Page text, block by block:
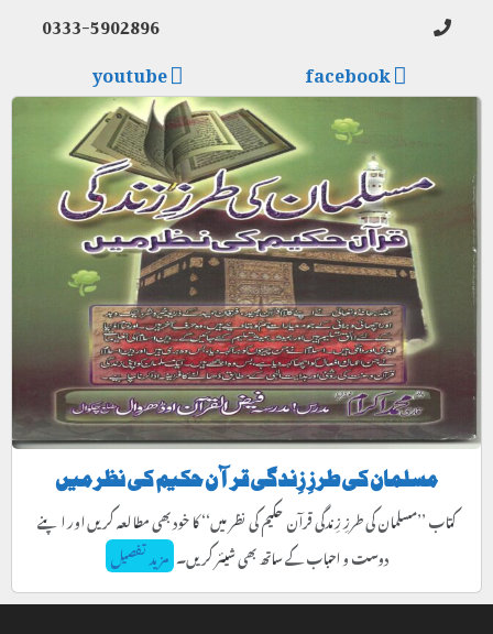
0333-5902896
facebook
youtube
مسلمان کی طرزِ زِندگی قرآن حکیم کی نظر میں
کتاب ’’مسلمان کی طرزِ زِندگی قرآن حکیم کی نظر میں‘‘ کا خود بھی مطالعہ کریں اور اپنے
دوست و احباب کے ساتھ بھی شیئر کریں۔مزید تفصیل